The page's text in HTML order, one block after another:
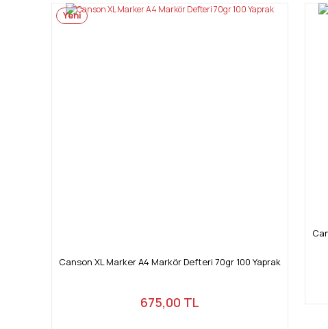
Yeni
Canson XL Marker A4 Markör Defteri 70gr 100 Yaprak
675,00 TL